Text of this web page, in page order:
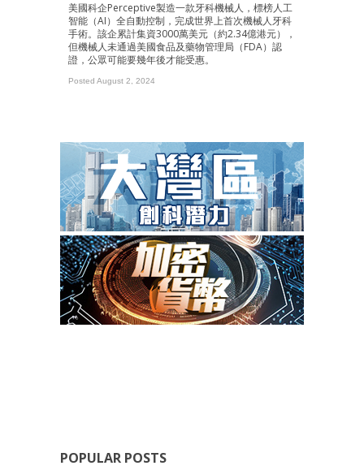
美國科企Perceptive製造一款牙科機械人，標榜人工
智能（AI）全自動控制，完成世界上首次機械人牙科
手術。該企累計集資3000萬美元（約2.34億港元），
但機械人未通過美國食品及藥物管理局（FDA）認
證，公眾可能要幾年後才能受惠。
Posted August 2, 2024
POPULAR POSTS